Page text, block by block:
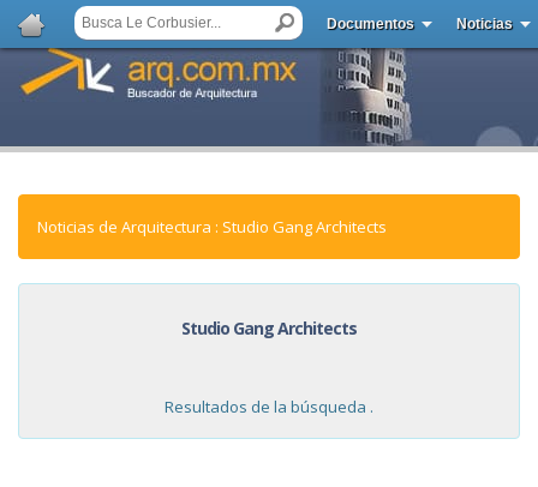
Documentos Noticias
Noticias de Arquitectura : Studio Gang Architects
Studio Gang Architects
Resultados de la búsqueda .